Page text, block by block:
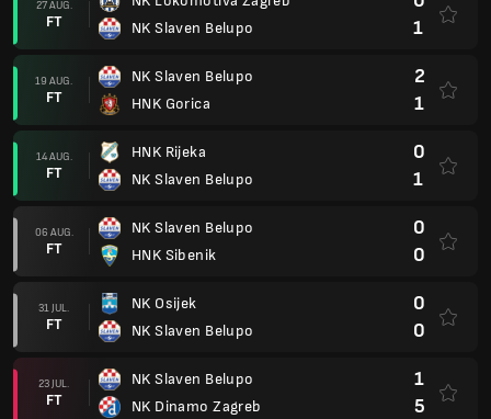
27 AUG.
FT
NK Slaven Belupo
1
19 AUG.
FT
NK Slaven Belupo
HNK Gorica
2
1
14 AUG.
FT
HNK Rijeka
NK Slaven Belupo
0
1
06 AUG.
FT
NK Slaven Belupo
HNK Sibenik
0
0
31 JUL.
FT
NK Osijek
NK Slaven Belupo
0
0
23 JUL.
FT
NK Slaven Belupo
NK Dinamo Zagreb
1
5